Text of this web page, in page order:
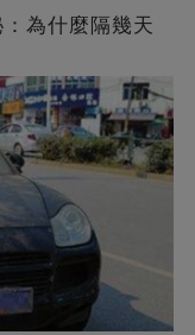
為什麼隔幾天